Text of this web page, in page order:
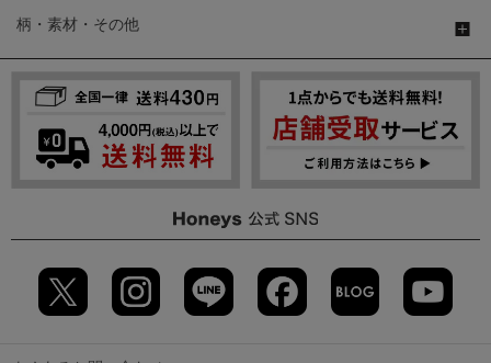
柄・素材・その他